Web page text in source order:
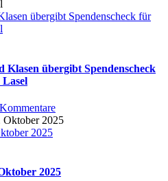
übergibt Spendenscheck für
Klasen übergibt Spendenscheck
2025
2025